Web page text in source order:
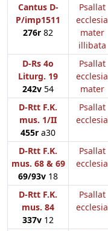
Cantus D-
P/imp1511
276r 82
Psallat
ecclesia
mater
illibata
D-Rs 4o
Liturg. 19
242v 54
Psallat
ecclesia
mater
D-Rtt F.K.
mus. 1/II
455r a30
Psallat
ecclesia
D-Rtt F.K.
mus. 68 & 69
69/93v 18
Psallat
ecclesia
D-Rtt F.K.
mus. 84
337v 12
Psallat
ecclesia